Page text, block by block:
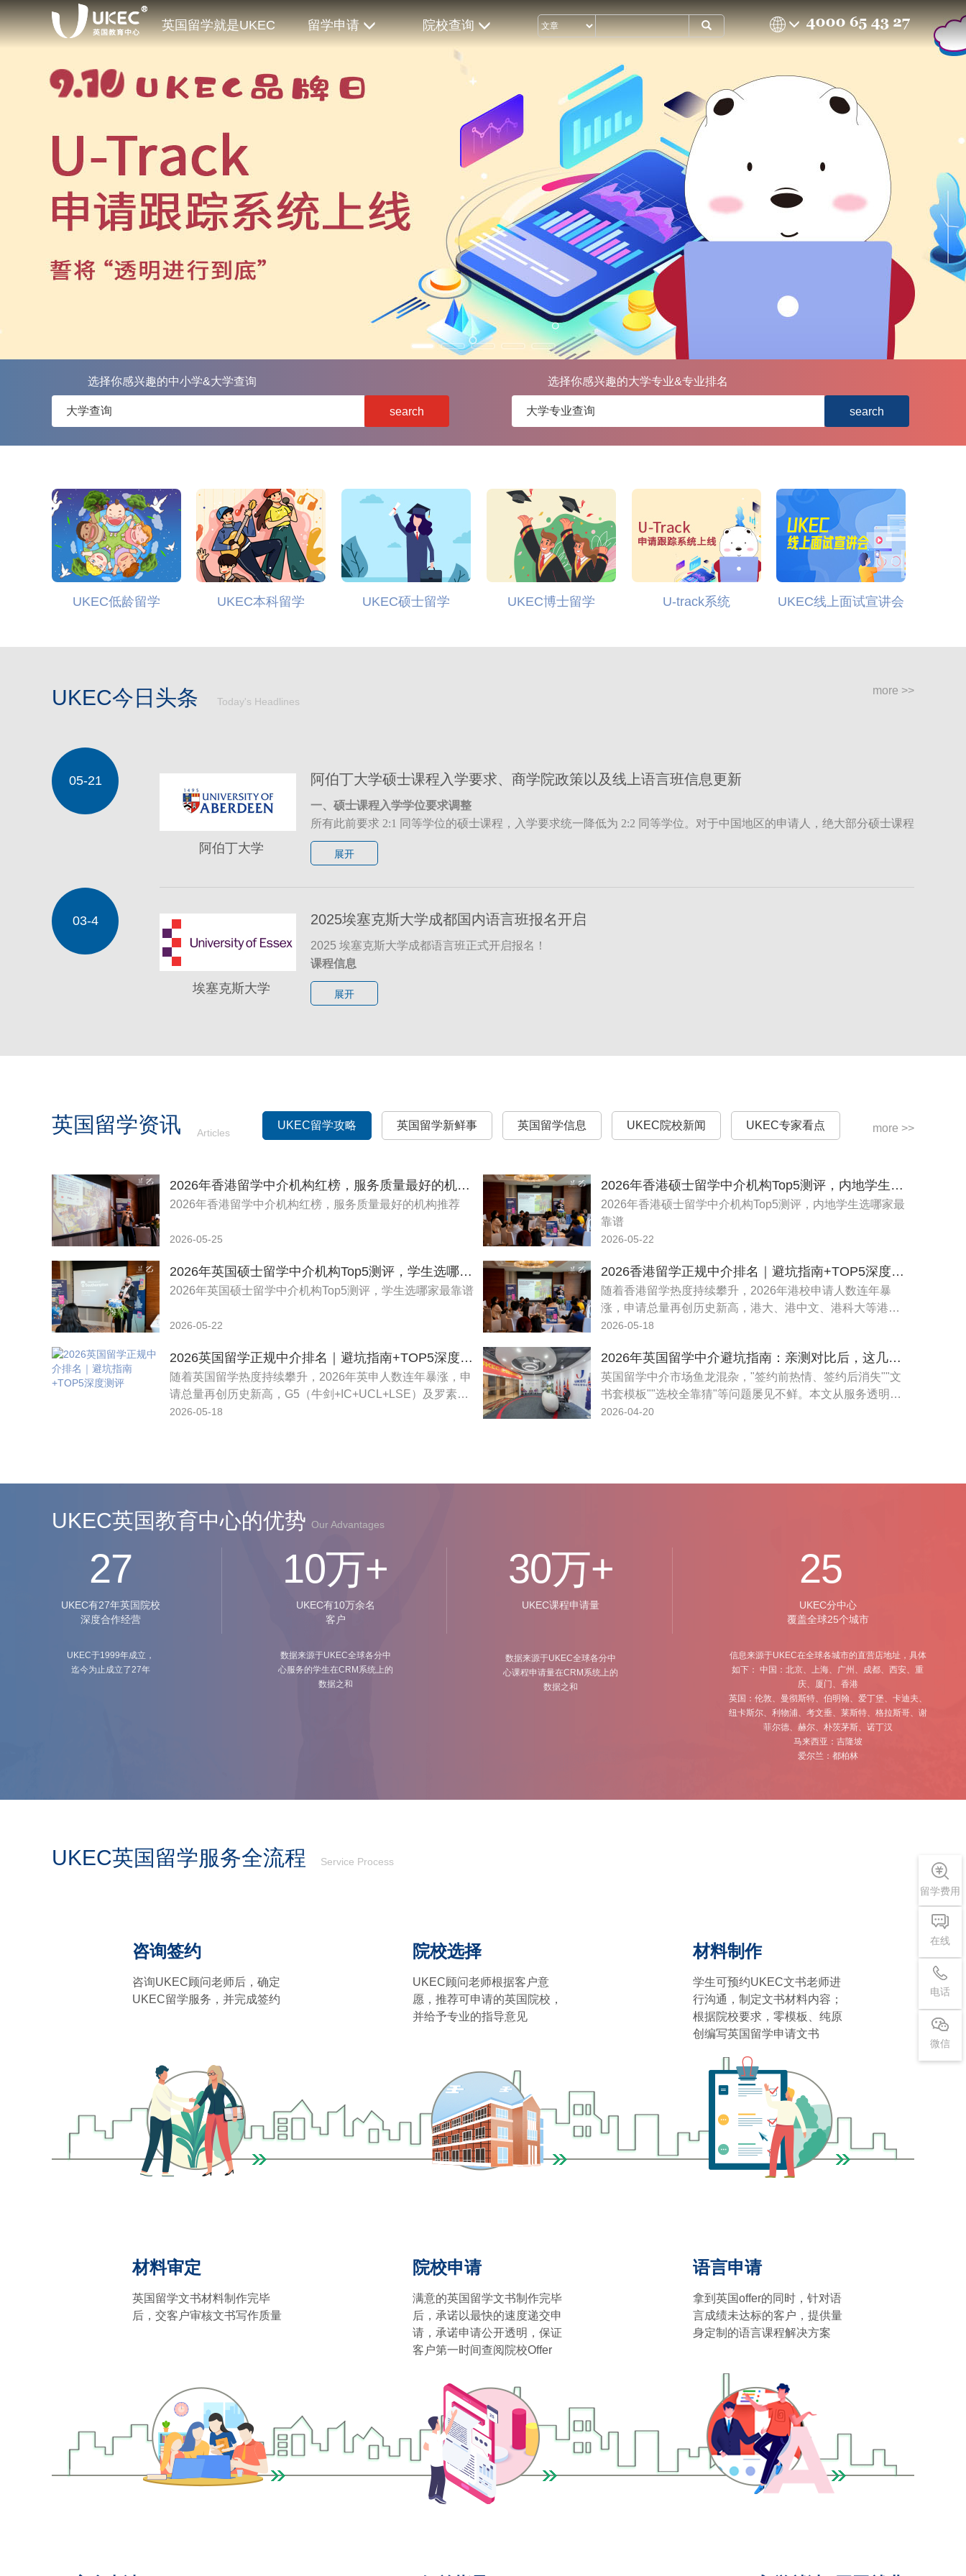
英国留学就是UKEC 留学申请 院校查询
留学费用
在线
电话
微信
选择你感兴趣的中小学&大学查询
search
选择你感兴趣的大学专业&专业排名
search
UKEC低龄留学 UKEC本科留学 UKEC硕士留学 UKEC博士留学 U-track系统 UKEC线上面试宣讲会
UKEC今日头条 Today's Headlines
more >>
05-21
阿伯丁大学
阿伯丁大学硕士课程入学要求、商学院政策以及线上语言班信息更新
一、硕士课程入学学位要求调整
所有此前要求 2:1 同等学位的硕士课程，入学要求统一降低为 2:2 同等学位。对于中国地区的申请人，绝大部分硕士课程
将考虑接受成绩达到 65% 的申请，但学校保留根据具体情况进行个别评估和调整的权利。
二、过往被拒申请将重新审核
录取，烦请通过UKEC的顾问老师告知学校录取部门，学校将优先处理此类申请。
通用要求：所有商学院硕士课程的最低学术入学要求调整为英国荣誉本科学位，或院校认定的具有同等价值的非英国院
校学位（暨三等学位，中国地区三等学位的要求为 65%），不再强制要求达到 2:2 同等学位。
特殊课程：
四、25-26 学年高额无门槛奖学金
线上班 05 周：2025 年 06 月 13 日
线下班 10 周：2025 年 05 月 23 日
线上班 10 周：2025 年 06 月 09 日 - 2025 年 8 月 15 日
线上班 05 周：2025 年 07 月 14 日 - 2025 年 8 月 15 日
线下班 10 周：2025 年 06 月 23 日 - 2025 年 8 月 29 日
线下班 05 周：2025 年 07 月 28 日 - 2025 年 8 月 29 日
展开
03-4
埃塞克斯大学
2025埃塞克斯大学成都国内语言班报名开启
2025 埃塞克斯大学成都语言班正式开启报名！
课程信息
- 授课方式：线下授课
- 授课地点：
开课时间：2025年5月27日- 8月1日
5周班
上课时间：2025年6月30日- 8月1日
课程费用：21300RMB（仅课程费用）
报名截止日期 ： 2025年6 月 12日
认可语言考试类型（2年内有效期）：
- 托福 IBT( TOEFL iBT Special Home Edition and My Best Scores)
- Trinity ISE
- PTE (Pearson Test of English Academic) for UKVI
展开
英国留学资讯 Articles
UKEC留学攻略 英国留学新鲜事 英国留学信息 UKEC院校新闻 UKEC专家看点 more >>
2026年香港留学中介机构红榜，服务质量最好的机构推荐
2026年香港留学中介机构红榜，服务质量最好的机构推荐
2026-05-25
2026年香港硕士留学中介机构Top5测评，内地学生选哪家最靠谱
2026年香港硕士留学中介机构Top5测评，内地学生选哪家最
靠谱
2026-05-22
2026年英国硕士留学中介机构Top5测评，学生选哪家最靠谱
2026年英国硕士留学中介机构Top5测评，学生选哪家最靠谱
2026-05-22
2026香港留学正规中介排名｜避坑指南+TOP5深度测评
随着香港留学热度持续攀升，2026年港校申请人数连年暴
涨，申请总量再创历史新高，港大、港中文、港科大等港前
三名校热门专业录取率逐年走低，内卷程度大幅加剧。很多
迫切需要靠谱留学中介助力，但市面上机构鱼龙混杂、套路
满天飞，隐形收费、文书模板化、中途甩单等问题层出不
穷。
2026-05-18
2026英国留学正规中介排名｜避坑指南+TOP5深度测评
随着英国留学热度持续攀升，2026年英申人数连年暴涨，申
请总量再创历史新高，G5（牛剑+IC+UCL+LSE）及罗素集
团名校热门专业录取率逐年走低，内卷程度大幅加剧。很多
2026-05-18
2026年英国留学中介避坑指南：亲测对比后，这几家机构值得信赖
英国留学中介市场鱼龙混杂，"签约前热情、签约后消失""文
书套模板""选校全靠猜"等问题屡见不鲜。本文从服务透明
度、院校合作资质、文书质量、费用合理性四大维度出发，
2026-04-20
UKEC英国教育中心的优势 Our Advantages
27
UKEC有27年英国院校
深度合作经营
UKEC于1999年成立，
迄今为止成立了27年
10万+
UKEC有10万余名
客户
数据来源于UKEC全球各分中
心服务的学生在CRM系统上的
数据之和
30万+
UKEC课程申请量
数据来源于UKEC全球各分中
心课程申请量在CRM系统上的
数据之和
25
UKEC分中心
覆盖全球25个城市
信息来源于UKEC在全球各城市的直营店地址，具体
如下： 中国：北京、上海、⼴州、成都、西安、重
庆、厦⻔、香港
英国：伦敦、曼彻斯特、伯明翰、爱丁堡、卡迪夫、
纽卡斯尔、利物浦、考⽂垂、莱斯特、格拉斯哥、谢
菲尔德、赫尔、朴茨茅斯、诺丁汉
⻢来西亚：吉隆坡
爱尔兰：都柏林
UKEC英国留学服务全流程 Service Process
咨询签约
咨询UKEC顾问老师后，确定
UKEC留学服务，并完成签约
院校选择
UKEC顾问老师根据客户意
愿，推荐可申请的英国院校，
并给予专业的指导意见
材料制作
学生可预约UKEC文书老师进
行沟通，制定文书材料内容；
根据院校要求，零模板、纯原
创编写英国留学申请文书
材料审定
英国留学文书材料制作完毕
后，交客户审核文书写作质量
院校申请
满意的英国留学文书制作完毕
后，承诺以最快的速度递交申
请，承诺申请公开透明，保证
客户第一时间查阅院校Offer
语言申请
拿到英国offer的同时，针对语
言成绩未达标的客户，提供量
身定制的语言课程解决方案